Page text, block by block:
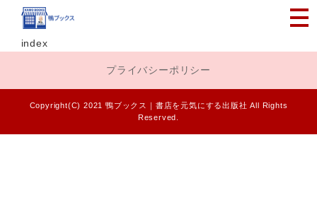
index
プライバシーポリシー
Copyright(C) 2021 鴨ブックス｜書店を元気にする出版社 All Rights
Reserved.